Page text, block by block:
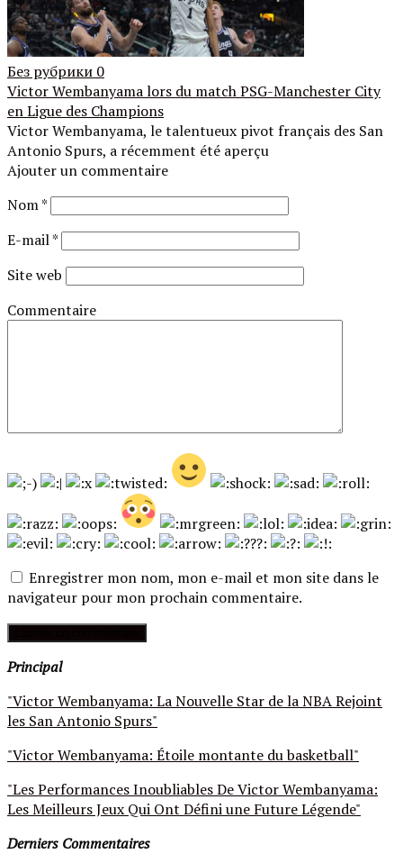
Без рубрики 0
Victor Wembanyama lors du match PSG-Manchester City
en Ligue des Champions
Victor Wembanyama, le talentueux pivot français des San
Antonio Spurs, a récemment été aperçu
Ajouter un commentaire
Nom*
E-mail*
Site web
Commentaire
Enregistrer mon nom, mon e-mail et mon site dans le
navigateur pour mon prochain commentaire.
Principal
"Victor Wembanyama: La Nouvelle Star de la NBA Rejoint
les San Antonio Spurs"
"Victor Wembanyama: Étoile montante du basketball"
"Les Performances Inoubliables De Victor Wembanyama:
Les Meilleurs Jeux Qui Ont Défini une Future Légende"
Derniers Commentaires